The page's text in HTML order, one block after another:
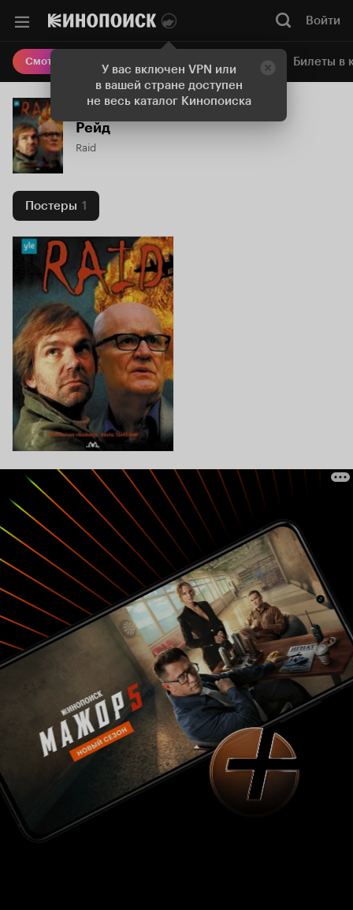
У вас включен VPN или
в вашей стране доступен
не весь каталог Кинопоиска
Войти
Смотреть кино Онлайн-кинотеатр Билеты в
Рейд
Raid
Постеры 1